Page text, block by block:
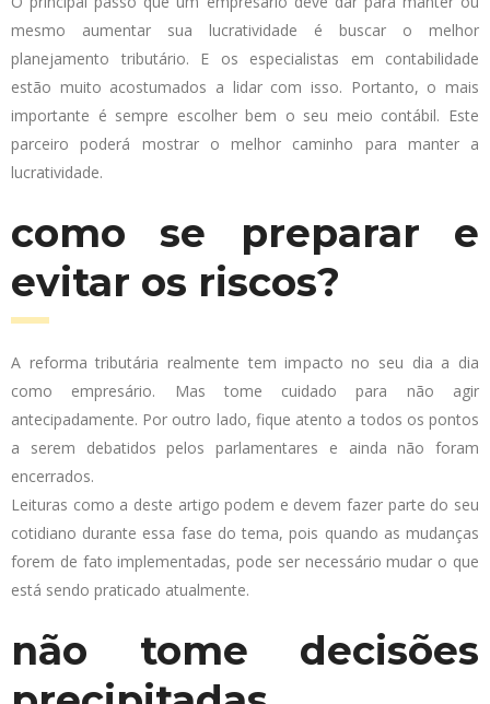
mesmo aumentar sua lucratividade é buscar o melhor
planejamento tributário. E os especialistas em contabilidade
estão muito acostumados a lidar com isso. Portanto, o mais
importante é sempre escolher bem o seu meio contábil. Este
parceiro poderá mostrar o melhor caminho para manter a
lucratividade.
como se preparar e
evitar os riscos?
A reforma tributária realmente tem impacto no seu dia a dia
como empresário. Mas tome cuidado para não agir
antecipadamente. Por outro lado, fique atento a todos os pontos
a serem debatidos pelos parlamentares e ainda não foram
encerrados.
Leituras como a deste artigo podem e devem fazer parte do seu
cotidiano durante essa fase do tema, pois quando as mudanças
forem de fato implementadas, pode ser necessário mudar o que
está sendo praticado atualmente.
não tome decisões